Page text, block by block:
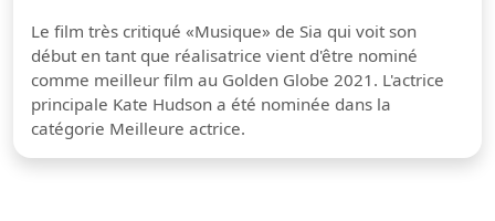
Le film très critiqué «Musique» de Sia qui voit son
début en tant que réalisatrice vient d'être nominé
comme meilleur film au Golden Globe 2021. L'actrice
principale Kate Hudson a été nominée dans la
catégorie Meilleure actrice.